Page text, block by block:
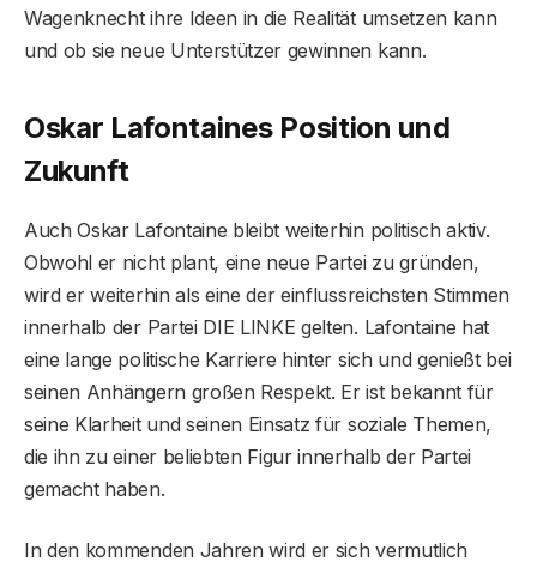
Wagenknecht ihre Ideen in die Realität umsetzen kann
und ob sie neue Unterstützer gewinnen kann.
Oskar Lafontaines Position und
Zukunft
Auch Oskar Lafontaine bleibt weiterhin politisch aktiv.
Obwohl er nicht plant, eine neue Partei zu gründen,
wird er weiterhin als eine der einflussreichsten Stimmen
innerhalb der Partei DIE LINKE gelten. Lafontaine hat
eine lange politische Karriere hinter sich und genießt bei
seinen Anhängern großen Respekt. Er ist bekannt für
seine Klarheit und seinen Einsatz für soziale Themen,
die ihn zu einer beliebten Figur innerhalb der Partei
gemacht haben.
In den kommenden Jahren wird er sich vermutlich